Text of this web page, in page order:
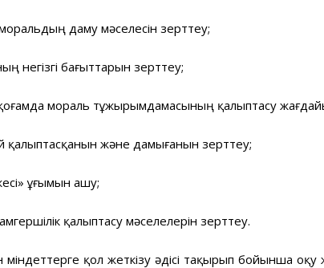
даму мәселесін зерттеу;
негізгі бағыттарын зерттеу;
мораль тұжырымдамасының қалыптасу
қалыптасқанын және дамығанын зерттеу;
ұғымын ашу;
қалыптасу мәселелерін зерттеу.
міндеттерге қол жеткізу әдісі тақырып бойынша